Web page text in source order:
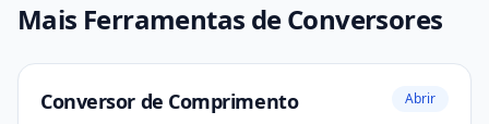
Mais Ferramentas de Conversores
Conversor de Comprimento Abrir